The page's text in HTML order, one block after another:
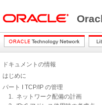
ドキュメントの情報
はじめに
パート I TCP/IP の管理
1. ネットワーク配備の計画